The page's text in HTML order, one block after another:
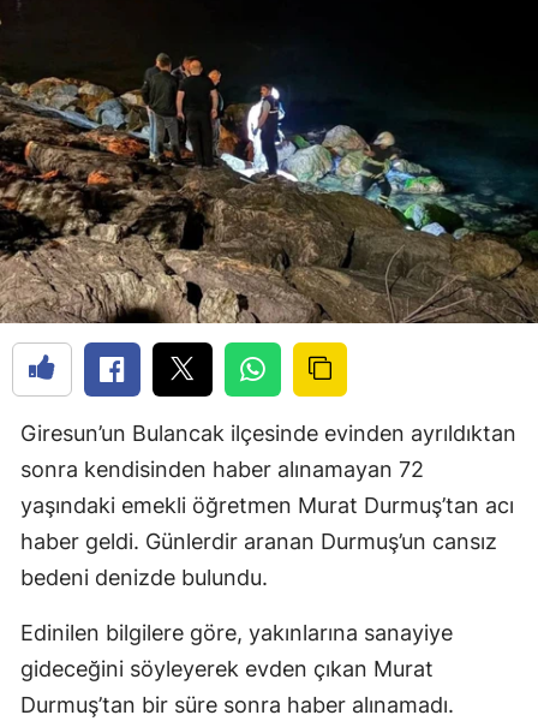
Giresun’un Bulancak ilçesinde evinden ayrıldıktan
sonra kendisinden haber alınamayan 72
yaşındaki emekli öğretmen Murat Durmuş’tan acı
haber geldi. Günlerdir aranan Durmuş’un cansız
bedeni denizde bulundu.
Edinilen bilgilere göre, yakınlarına sanayiye
gideceğini söyleyerek evden çıkan Murat
Durmuş’tan bir süre sonra haber alınamadı.